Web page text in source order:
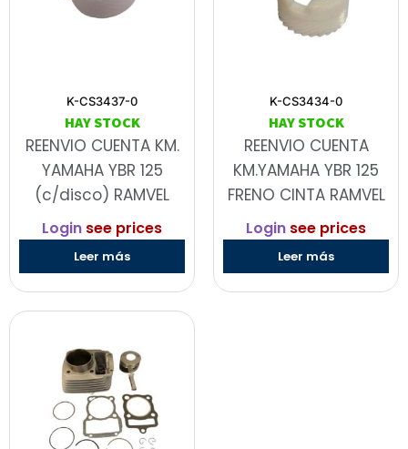
K-CS3437-0
HAY STOCK
REENVIO CUENTA KM.
YAMAHA YBR 125
(c/disco) RAMVEL
Login see prices
Leer más
K-CS3434-0
HAY STOCK
REENVIO CUENTA
KM.YAMAHA YBR 125
FRENO CINTA RAMVEL
Login see prices
Leer más